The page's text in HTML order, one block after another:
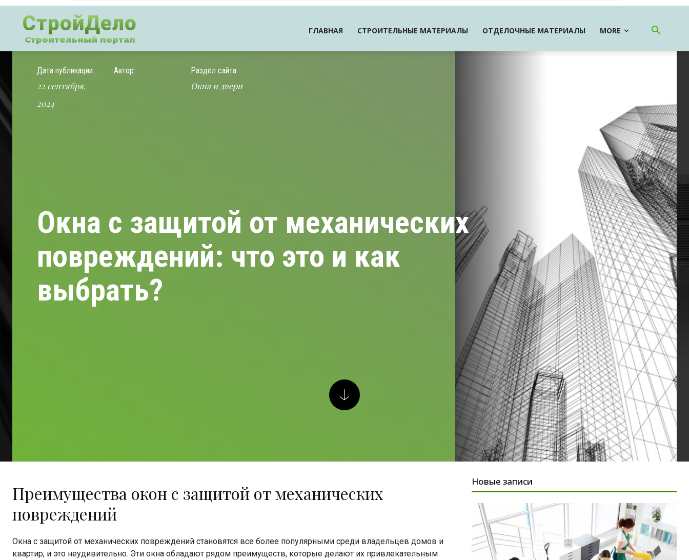
СтройДело
Строительный портал
ГЛАВНАЯ СТРОИТЕЛЬНЫЕ МАТЕРИАЛЫ ОТДЕЛОЧНЫЕ МАТЕРИАЛЫ MORE
Окна с защитой от механических
повреждений: что это и как
выбрать?
Дата публикации:
22 сентября,
2024
Автор: Раздел сайта:
Окна и двери
Преимущества окон с защитой от механических
повреждений
Окна с защитой от механических повреждений становятся все более популярными среди владельцев домов и
квартир, и это неудивительно. Эти окна обладают рядом преимуществ, которые делают их привлекательным
Новые записи